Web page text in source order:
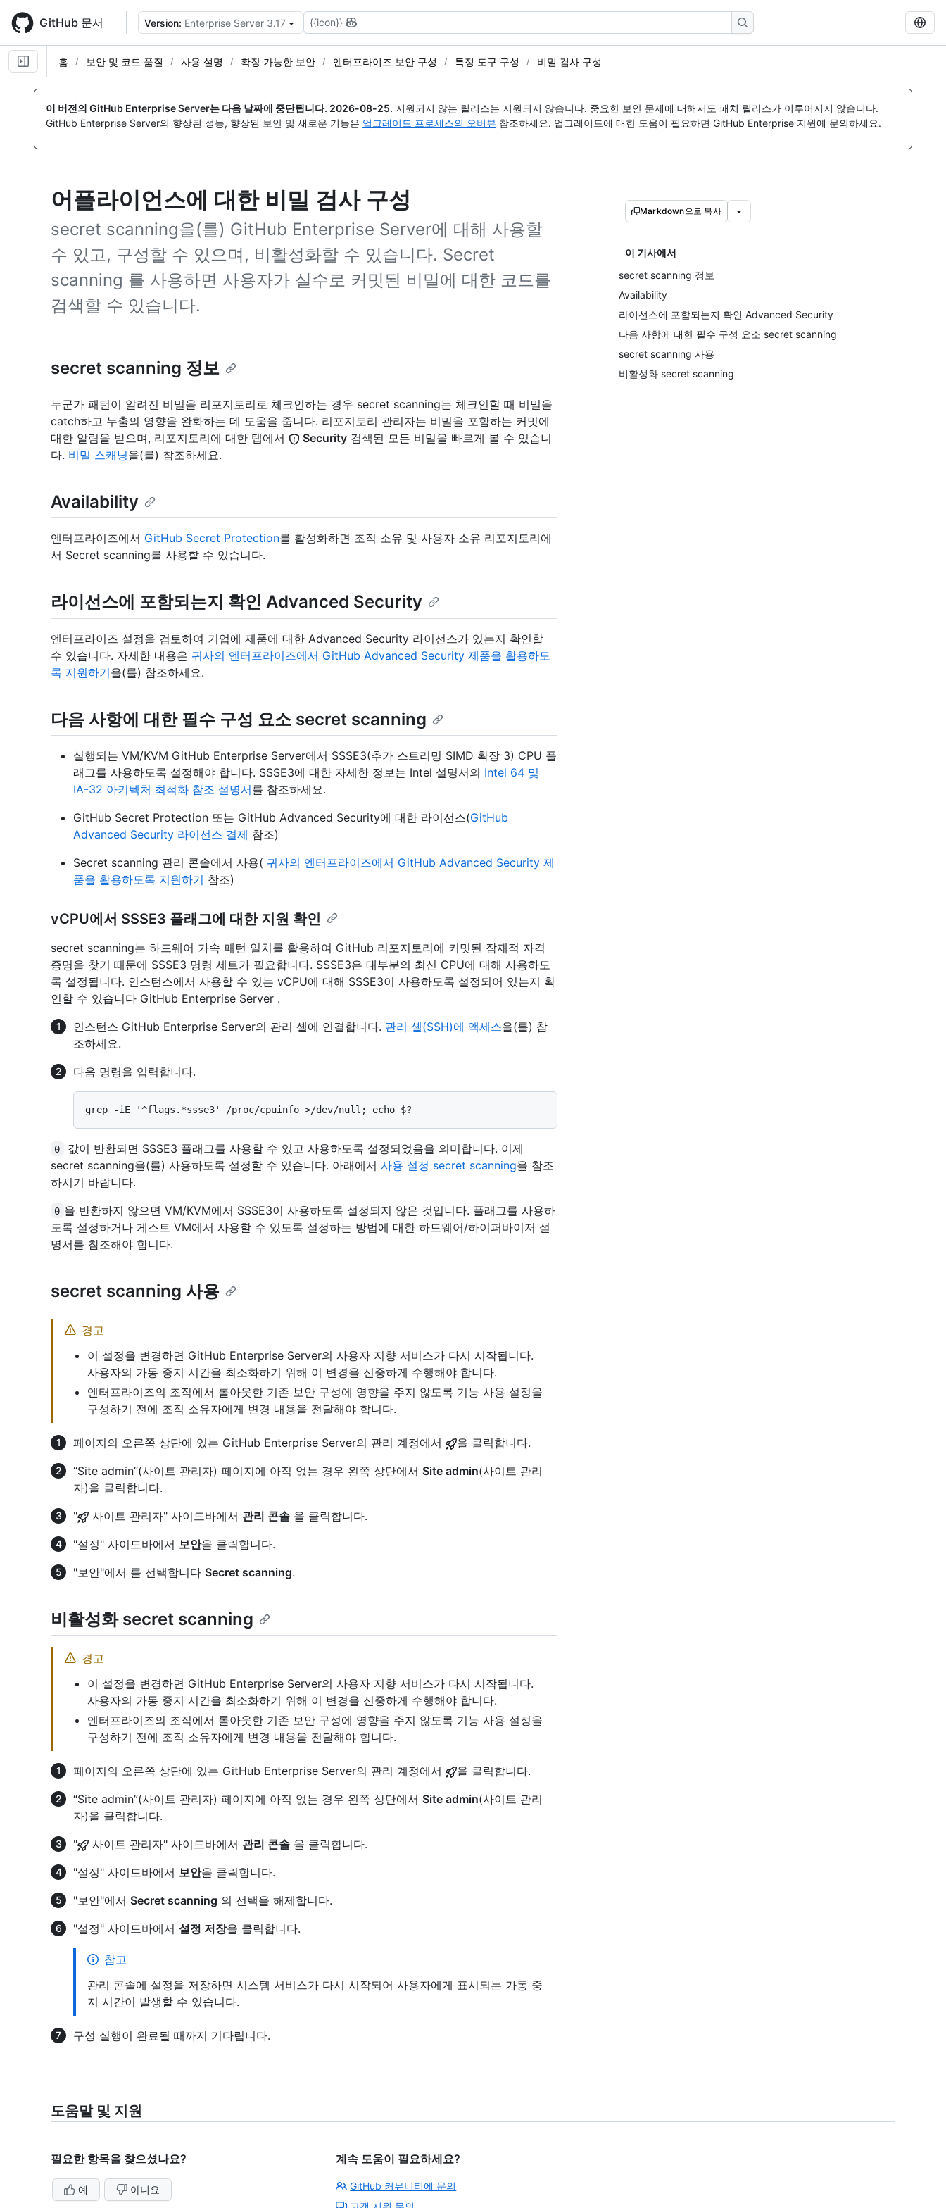
main
content
GitHub 문서 Version: Enterprise Server 3.17 {{icon}}
홈 보안 및 코드 품질 사용 설명 확장 가능한 보안 엔터프라이즈 보안 구성 특정 도구 구성 비밀 검사 구성
이 버전의 GitHub Enterprise Server는 다음 날짜에 중단됩니다. 2026-08-25. 지원되지 않는 릴리스는 지원되지 않습니다. 중요한 보안 문제에 대해서도 패치 릴리스가 이루어지지 않습니다.
GitHub Enterprise Server의 향상된 성능, 향상된 보안 및 새로운 기능은 업그레이드 프로세스의 오버뷰 참조하세요. 업그레이드에 대한 도움이 필요하면 GitHub Enterprise 지원에 문의하세요.
어플라이언스에 대한 비밀 검사 구성
secret scanning을(를) GitHub Enterprise Server에 대해 사용할
수 있고, 구성할 수 있으며, 비활성화할 수 있습니다. Secret
scanning 를 사용하면 사용자가 실수로 커밋된 비밀에 대한 코드를
검색할 수 있습니다.
Markdown으로 복사
이 기사에서
secret scanning 정보
Availability
라이선스에 포함되는지 확인 Advanced Security
다음 사항에 대한 필수 구성 요소 secret scanning
secret scanning 사용
비활성화 secret scanning
secret scanning 정보
누군가 패턴이 알려진 비밀을 리포지토리로 체크인하는 경우 secret scanning는 체크인할 때 비밀을
catch하고 누출의 영향을 완화하는 데 도움을 줍니다. 리포지토리 관리자는 비밀을 포함하는 커밋에
대한 알림을 받으며, 리포지토리에 대한 탭에서
Security 검색된 모든 비밀을 빠르게 볼 수 있습니
다. 비밀 스캐닝을(를) 참조하세요.
Availability
엔터프라이즈에서 GitHub Secret Protection를 활성화하면 조직 소유 및 사용자 소유 리포지토리에
서 Secret scanning를 사용할 수 있습니다.
라이선스에 포함되는지 확인 Advanced Security
엔터프라이즈 설정을 검토하여 기업에 제품에 대한 Advanced Security 라이선스가 있는지 확인할
수 있습니다. 자세한 내용은 귀사의 엔터프라이즈에서 GitHub Advanced Security 제품을 활용하도
록 지원하기을(를) 참조하세요.
다음 사항에 대한 필수 구성 요소 secret scanning
실행되는 VM/KVM GitHub Enterprise Server에서 SSSE3(추가 스트리밍 SIMD 확장 3) CPU 플
래그를 사용하도록 설정해야 합니다. SSSE3에 대한 자세한 정보는 Intel 설명서의 Intel 64 및
IA-32 아키텍처 최적화 참조 설명서를 참조하세요.
GitHub Secret Protection 또는 GitHub Advanced Security에 대한 라이선스(GitHub
Advanced Security 라이선스 결제 참조)
Secret scanning 관리 콘솔에서 사용( 귀사의 엔터프라이즈에서 GitHub Advanced Security 제
품을 활용하도록 지원하기 참조)
vCPU에서 SSSE3 플래그에 대한 지원 확인
secret scanning는 하드웨어 가속 패턴 일치를 활용하여 GitHub 리포지토리에 커밋된 잠재적 자격
증명을 찾기 때문에 SSSE3 명령 세트가 필요합니다. SSSE3은 대부분의 최신 CPU에 대해 사용하도
록 설정됩니다. 인스턴스에서 사용할 수 있는 vCPU에 대해 SSSE3이 사용하도록 설정되어 있는지 확
인할 수 있습니다 GitHub Enterprise Server .
인스턴스 GitHub Enterprise Server의 관리 셸에 연결합니다. 관리 셸(SSH)에 액세스을(를) 참
조하세요.
다음 명령을 입력합니다.
0
값이 반환되면 SSSE3 플래그를 사용할 수 있고 사용하도록 설정되었음을 의미합니다. 이제
secret scanning을(를) 사용하도록 설정할 수 있습니다. 아래에서 사용 설정 secret scanning을 참조
하시기 바랍니다.
0 을 반환하지 않으면 VM/KVM에서 SSSE3이 사용하도록 설정되지 않은 것입니다. 플래그를 사용하
도록 설정하거나 게스트 VM에서 사용할 수 있도록 설정하는 방법에 대한 하드웨어/하이퍼바이저 설
명서를 참조해야 합니다.
secret scanning 사용
경고
이 설정을 변경하면 GitHub Enterprise Server의 사용자 지향 서비스가 다시 시작됩니다.
사용자의 가동 중지 시간을 최소화하기 위해 이 변경을 신중하게 수행해야 합니다.
엔터프라이즈의 조직에서 롤아웃한 기존 보안 구성에 영향을 주지 않도록 기능 사용 설정을
구성하기 전에 조직 소유자에게 변경 내용을 전달해야 합니다.
페이지의 오른쪽 상단에 있는 GitHub Enterprise Server의 관리 계정에서
을 클릭합니다.
“Site admin”(사이트 관리자) 페이지에 아직 없는 경우 왼쪽 상단에서 Site admin(사이트 관리
자)을 클릭합니다.
"
사이트 관리자" 사이드바에서 관리 콘솔 을 클릭합니다.
"설정" 사이드바에서 보안을 클릭합니다.
"보안"에서 를 선택합니다 Secret scanning.
비활성화 secret scanning
경고
이 설정을 변경하면 GitHub Enterprise Server의 사용자 지향 서비스가 다시 시작됩니다.
사용자의 가동 중지 시간을 최소화하기 위해 이 변경을 신중하게 수행해야 합니다.
엔터프라이즈의 조직에서 롤아웃한 기존 보안 구성에 영향을 주지 않도록 기능 사용 설정을
구성하기 전에 조직 소유자에게 변경 내용을 전달해야 합니다.
페이지의 오른쪽 상단에 있는 GitHub Enterprise Server의 관리 계정에서
을 클릭합니다.
“Site admin”(사이트 관리자) 페이지에 아직 없는 경우 왼쪽 상단에서 Site admin(사이트 관리
자)을 클릭합니다.
"
사이트 관리자" 사이드바에서 관리 콘솔 을 클릭합니다.
"설정" 사이드바에서 보안을 클릭합니다.
"보안"에서 Secret scanning 의 선택을 해제합니다.
"설정" 사이드바에서 설정 저장을 클릭합니다.
참고
관리 콘솔에 설정을 저장하면 시스템 서비스가 다시 시작되어 사용자에게 표시되는 가동 중
지 시간이 발생할 수 있습니다.
구성 실행이 완료될 때까지 기다립니다.
도움말 및 지원
필요한 항목을 찾으셨나요?
예 아니요
계속 도움이 필요하세요?
GitHub 커뮤니티에 문의